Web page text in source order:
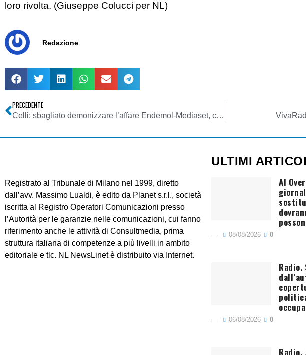
loro rivolta. (Giuseppe Colucci per NL)
Redazione
PRECEDENTE
Celli: sbagliato demonizzare l’affare Endemol-Mediaset, costringerà la Rai a darsi un assetto industriale
Registrato al Tribunale di Milano nel 1999, diretto
dall’avv. Massimo Lualdi, è edito da Planet s.r.l., società
iscritta al Registro Operatori Comunicazioni presso
l’Autorità per le garanzie nelle comunicazioni, cui fanno
riferimento anche le attività di Consultmedia, prima
struttura italiana di competenze a più livelli in ambito
editoriale e tlc. NL NewsLinet è distribuito via Internet.
ULTIMI
AI
08/08/2026 0
Radio.
06/08/2026 0
Radio.